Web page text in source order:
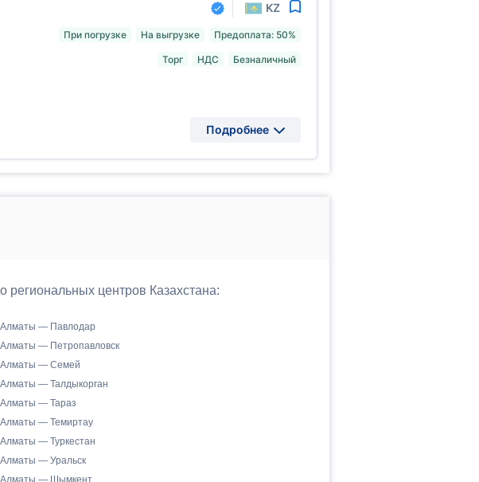
KZ
При погрузке На выгрузке Предоплата: 50%
Торг НДС Безналичный
Подробнее
региональных центров Казахстана:
Алматы — Павлодар
— Петропавловск
Алматы — Семей
— Талдыкорган
Алматы — Тараз
Алматы — Темиртау
— Туркестан
— Уральск
Алматы — Шымкент